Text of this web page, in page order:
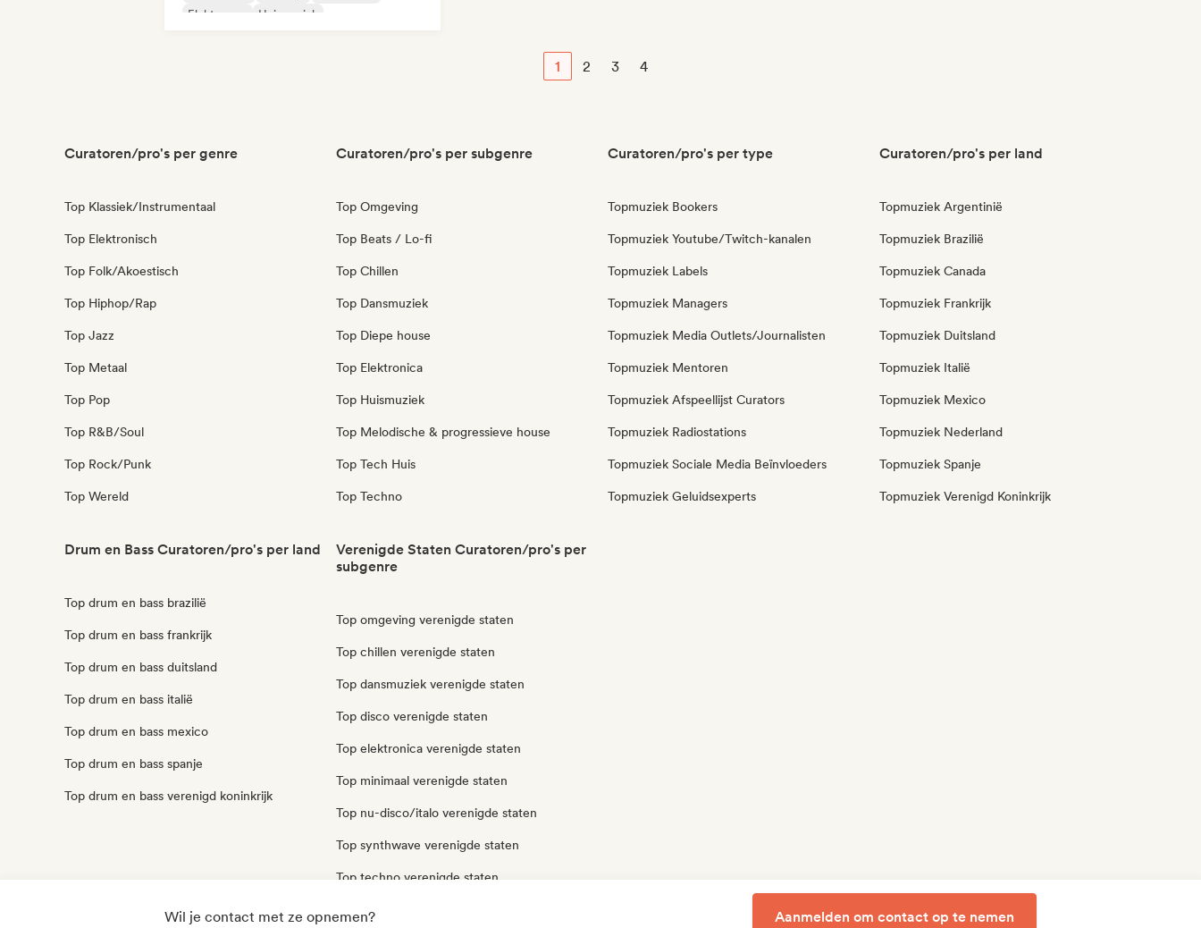
Elektropop
Huismuziek
1 2 3 4
Curatoren/pro's per genre
Top Klassiek/Instrumentaal
Top Elektronisch
Top Folk/Akoestisch
Top Hiphop/Rap
Top Jazz
Top Metaal
Top Pop
Top R&B/Soul
Top Rock/Punk
Top Wereld
Curatoren/pro's per subgenre
Top Omgeving
Top Beats / Lo-fi
Top Chillen
Top Dansmuziek
Top Diepe house
Top Elektronica
Top Huismuziek
Top Melodische & progressieve house
Top Tech Huis
Top Techno
Curatoren/pro's per type
Topmuziek Bookers
Topmuziek Youtube/Twitch-kanalen
Topmuziek Labels
Topmuziek Managers
Topmuziek Media Outlets/Journalisten
Topmuziek Mentoren
Topmuziek Afspeellijst Curators
Topmuziek Radiostations
Topmuziek Sociale Media Beïnvloeders
Topmuziek Geluidsexperts
Curatoren/pro's per land
Topmuziek Argentinië
Topmuziek Brazilië
Topmuziek Canada
Topmuziek Frankrijk
Topmuziek Duitsland
Topmuziek Italië
Topmuziek Mexico
Topmuziek Nederland
Topmuziek Spanje
Topmuziek Verenigd Koninkrijk
Drum en Bass Curatoren/pro's per land
Top drum en bass brazilië
Top drum en bass frankrijk
Top drum en bass duitsland
Top drum en bass italië
Top drum en bass mexico
Top drum en bass spanje
Top drum en bass verenigd koninkrijk
Verenigde Staten Curatoren/pro's per
subgenre
Top omgeving verenigde staten
Top chillen verenigde staten
Top dansmuziek verenigde staten
Top disco verenigde staten
Top elektronica verenigde staten
Top minimaal verenigde staten
Top nu-disco/italo verenigde staten
Top synthwave verenigde staten
Top techno verenigde staten
Top trip hop verenigde staten
Wil je contact met ze opnemen? Aanmelden om contact op te nemen